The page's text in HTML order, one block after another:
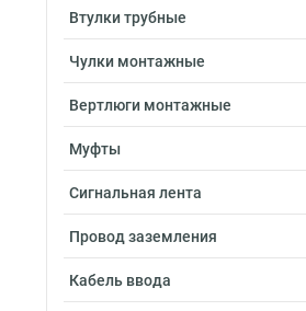
Втулки трубные
Чулки монтажные
Вертлюги монтажные
Муфты
Сигнальная лента
Провод заземления
Кабель ввода